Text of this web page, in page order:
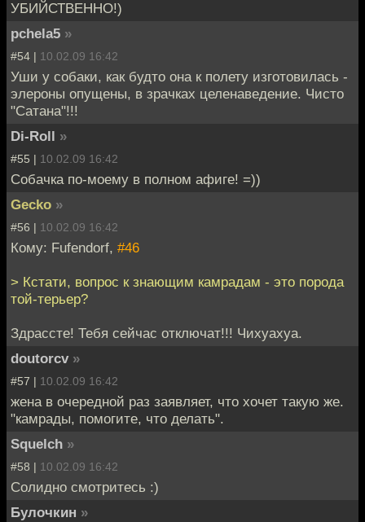
УБИЙСТВЕННО!)
pchela5 »
#54 | 10.02.09 16:42
Уши у собаки, как будто она к полету изготовилась -
элероны опущены, в зрачках целенаведение. Чисто
"Сатана"!!!
Di-Roll »
#55 | 10.02.09 16:42
Собачка по-моему в полном афиге! =))
Gecko »
#56 | 10.02.09 16:42
Кому: Fufendorf, #46
> Кстати, вопрос к знающим камрадам - это порода
той-терьер?
Здрассте! Тебя сейчас отключат!!! Чихуахуа.
doutorcv »
#57 | 10.02.09 16:42
жена в очередной раз заявляет, что хочет такую же.
"камрады, помогите, что делать".
Squelch »
#58 | 10.02.09 16:42
Солидно смотритесь :)
Булочкин »